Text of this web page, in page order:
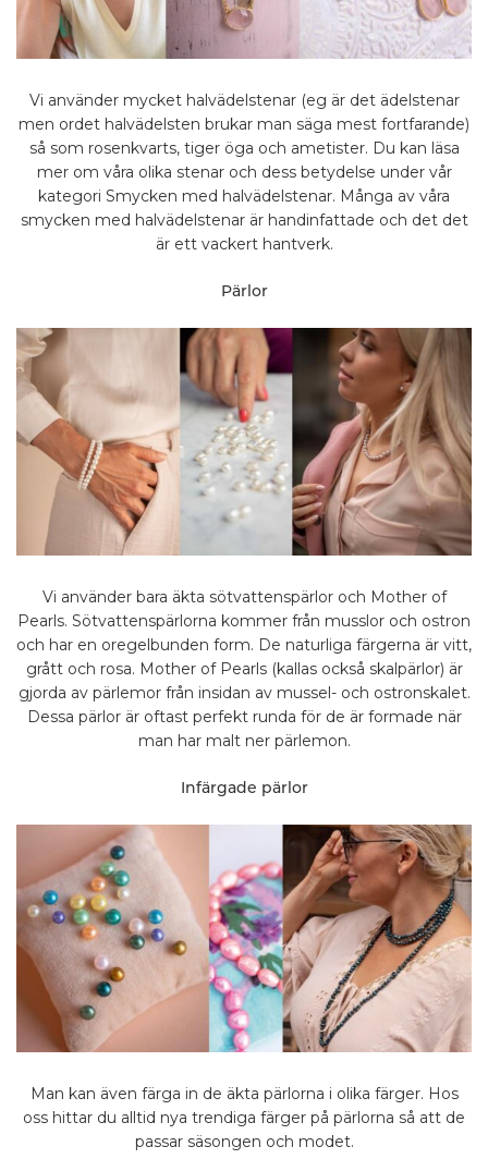
Vi använder mycket halvädelstenar (eg är det ädelstenar
men ordet halvädelsten brukar man säga mest fortfarande)
så som rosenkvarts, tiger öga och ametister. Du kan läsa
mer om våra olika stenar och dess betydelse under vår
kategori Smycken med halvädelstenar. Många av våra
smycken med halvädelstenar är handinfattade och det det
är ett vackert hantverk.
Pärlor
Vi använder bara äkta sötvattenspärlor och Mother of
Pearls. Sötvattenspärlorna kommer från musslor och ostron
och har en oregelbunden form. De naturliga färgerna är vitt,
grått och rosa. Mother of Pearls (kallas också skalpärlor) är
gjorda av pärlemor från insidan av mussel- och ostronskalet.
Dessa pärlor är oftast perfekt runda för de är formade när
man har malt ner pärlemon.
Infärgade pärlor
Man kan även färga in de äkta pärlorna i olika färger. Hos
oss hittar du alltid nya trendiga färger på pärlorna så att de
passar säsongen och modet.